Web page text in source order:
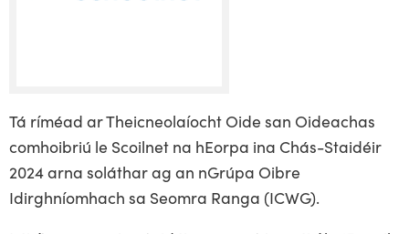
Tá ríméad ar Theicneolaíocht Oide san Oideachas
comhoibriú le Scoilnet na hEorpa ina Chás-Staidéir
2024 arna soláthar ag an nGrúpa Oibre
Idirghníomhach sa Seomra Ranga (ICWG).